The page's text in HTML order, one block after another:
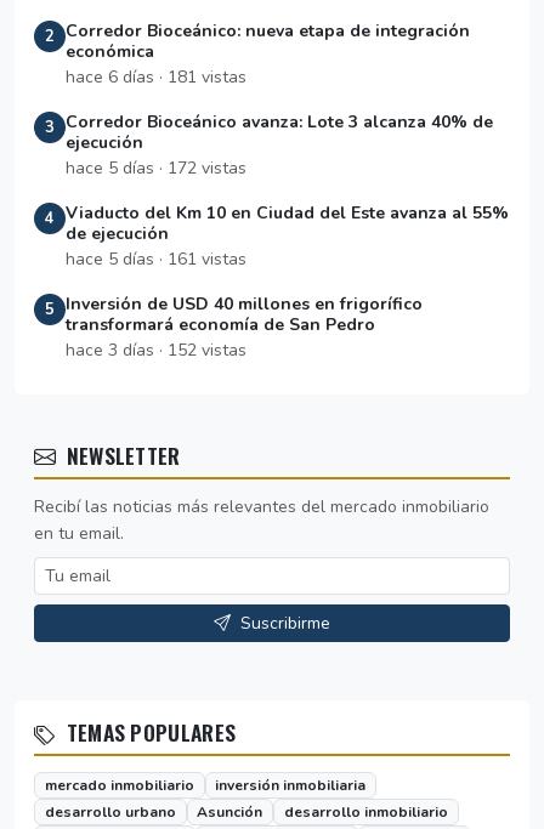
2
Corredor Bioceánico: nueva etapa de integración
económica
hace 6 días · 181 vistas
3
Corredor Bioceánico avanza: Lote 3 alcanza 40% de
ejecución
hace 5 días · 172 vistas
4 Viaducto del Km 10 en Ciudad del Este avanza al 55%
de ejecución
hace 5 días · 161 vistas
5
Inversión de USD 40 millones en frigorífico
transformará economía de San Pedro
hace 3 días · 152 vistas
NEWSLETTER
Recibí las noticias más relevantes del mercado inmobiliario
en tu email.
Suscribirme
TEMAS POPULARES
mercado inmobiliario
inversión inmobiliaria
desarrollo urbano
Asunción
desarrollo inmobiliario